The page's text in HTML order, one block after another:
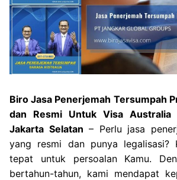
Biro Jasa Penerjemah Tersumpah
dan Resmi Untuk Visa
Jakarta Selatan – Perlu jasa
yang resmi dan punya legalisasi?
tepat untuk persoalan Kamu.
bertahun-tahun, kami mendapat